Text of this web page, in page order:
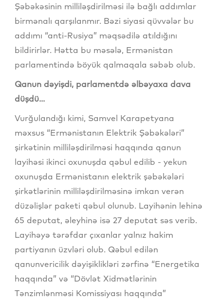
Şəbəkəsinin milliləşdirilməsi ilə bağlı addımlar
birmənalı qarşılanmır. Bəzi siyasi qüvvələr bu
addımı “anti-Rusiya” məqsədilə atıldığını
bildirirlər. Hətta bu məsələ, Ermənistan
parlamentində böyük qalmaqala səbəb olub.
Qanun dəyişdi, parlamentdə əlbəyaxa dava
düşdü...
Vurğulandığı kimi, Samvel Karapetyana
məxsus “Ermənistanın Elektrik Şəbəkələri”
şirkətinin milliləşdirilməsi haqqında qanun
layihəsi ikinci oxunuşda qəbul edilib - yekun
oxunuşda Ermənistanın elektrik şəbəkələri
şirkətlərinin milliləşdirilməsinə imkan verən
düzəlişlər paketi qəbul olunub. Layihənin lehinə
65 deputat, əleyhinə isə 27 deputat səs verib.
Layihəyə tərəfdar çıxanlar yalnız hakim
partiyanın üzvləri olub. Qəbul edilən
qanunvericilik dəyişiklikləri zərfinə “Energetika
haqqında” və “Dövlət Xidmətlərinin
Tənzimlənməsi Komissiyası haqqında”